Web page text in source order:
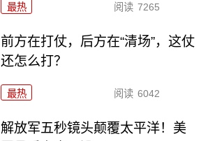
最热 阅读 7265
前方在打仗，后方在“清场”，这仗
还怎么打？
最热 阅读 6042
解放军五秒镜头颠覆太平洋！美